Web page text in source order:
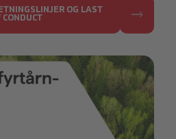
OG LAST
CONDUCT